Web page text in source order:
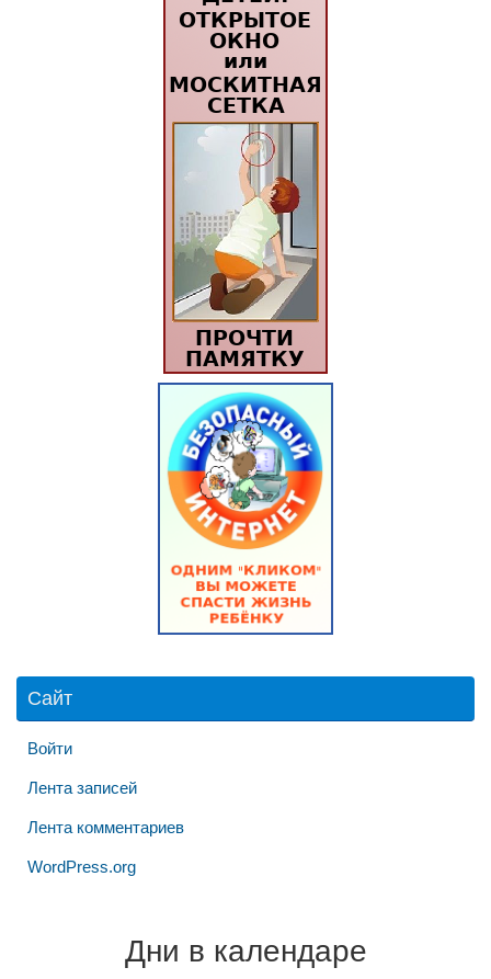
Сайт
Войти
Лента записей
Лента комментариев
WordPress.org
Дни в календаре